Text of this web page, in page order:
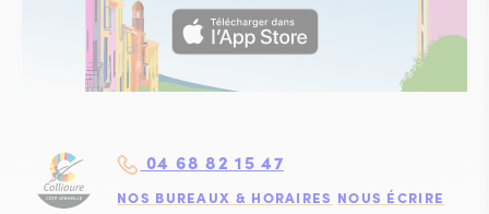
04 68 82 15 47
NOS BUREAUX & HORAIRES NOUS ÉCRIRE